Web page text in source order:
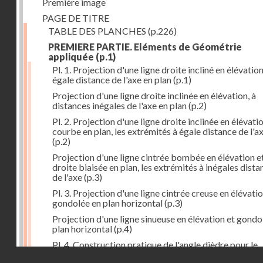
PAGE DE TITRE
TABLE DES PLANCHES (p.226)
PREMIERE PARTIE. Eléments de Géométrie
appliquée (p.1)
Pl. 1. Projection d'une ligne droite incliné en
égale distance de l'axe en plan(p.1)
Projection d'une ligne droite inclinée en élévation, à
distances inégales de l'axe en plan(p.2)
Pl. 2. Projection d'une ligne droite inclinée en
courbe en plan, les extrémités à égale distance de
(p.2)
Projection d'une ligne cintrée bombée en élévation
droite biaisée en plan, les extrémités à inégales
de l'axe(p.3)
Pl. 3. Projection d'une ligne cintrée creuse en
gondolée en plan horizontal(p.3)
Projection d'une ligne sinueuse en élévation et
plan horizontal(p.4)
Pl. 4. Construction pratique de l'angle dièdre pour le